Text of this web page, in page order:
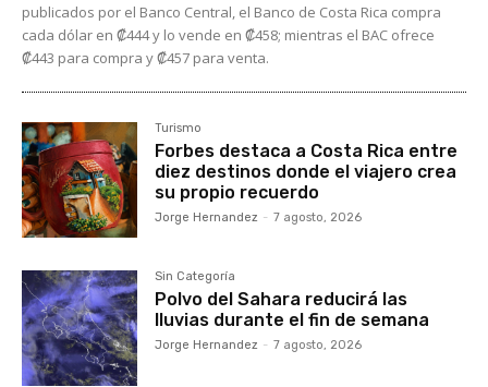
publicados por el Banco Central, el Banco de Costa Rica compra
cada dólar en ₡444 y lo vende en ₡458; mientras el BAC ofrece
₡443 para compra y ₡457 para venta.
Turismo
Forbes destaca a Costa Rica entre
diez destinos donde el viajero crea
su propio recuerdo
Jorge Hernandez - 7 agosto, 2026
Sin Categoría
Polvo del Sahara reducirá las
lluvias durante el fin de semana
Jorge Hernandez - 7 agosto, 2026